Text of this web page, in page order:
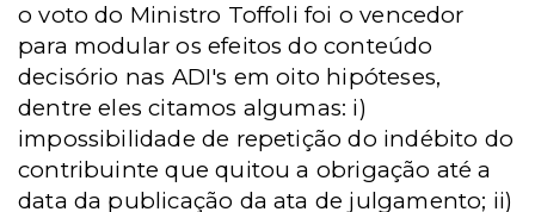
o voto do Ministro Toffoli foi o vencedor
para modular os efeitos do conteúdo
decisório nas ADI's em oito hipóteses,
dentre eles citamos algumas: i)
impossibilidade de repetição do indébito do
contribuinte que quitou a obrigação até a
data da publicação da ata de julgamento; ii)